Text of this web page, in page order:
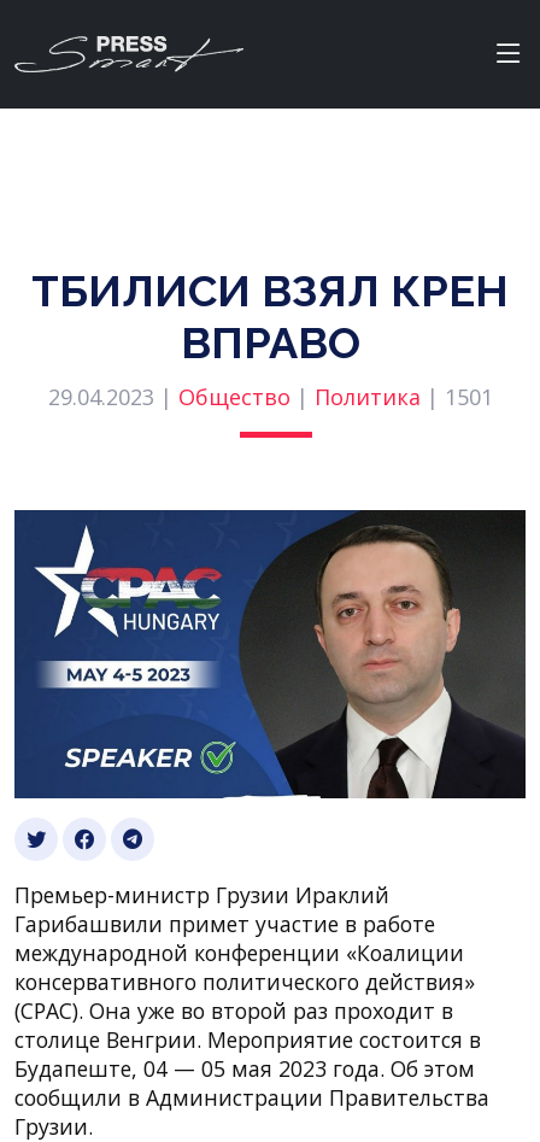
ТБИЛИСИ ВЗЯЛ КРЕН
ВПРАВО
29.04.2023 | Общество | Политика | 1501
Премьер-министр Грузии Ираклий
Гарибашвили примет участие в работе
международной конференции «Коалиции
консервативного политического действия»
(CPAC). Она уже во второй раз проходит в
столице Венгрии. Мероприятие состоится в
Будапеште, 04 — 05 мая 2023 года. Об этом
сообщили в Администрации Правительства
Грузии.